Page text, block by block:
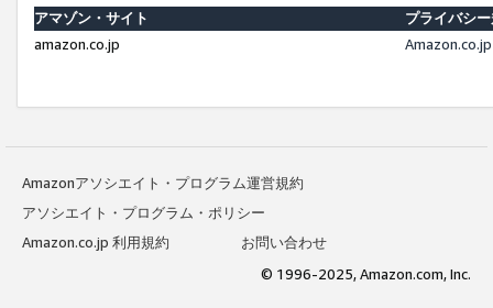
アマゾン・サイト
プライバシ
amazon.co.jp
Amazonアソシエイト・プログラム運営規約
アソシエイト・プログラム・ポリシー
Amazon.co.jp 利用規約
お問い合わせ
© 1996-2025, Amazon.com, Inc.